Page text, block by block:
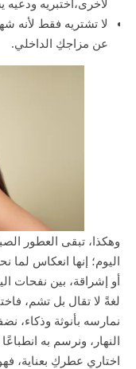
لأخرى،اختبريه
لا تشتريه فقط لأنه
عن مزاجكِ الداخلي.
وهكذا، تبقى العطور
اليوم؛ إنها انعكاس لما
أو إشراقة، بين نفحات
لغةً لا تقال بل تشم،
نمارسه بأنوثة وذكاء،
النهار، ونرسم به
اختاري عطركِ بعناية،